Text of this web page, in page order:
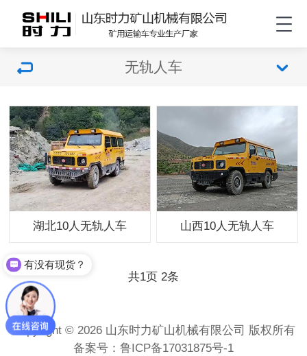
无轨人车
湖北10人无轨人车 山西10人无轨人车
共1页 2条
Copyright © 2026 山东时力矿山机械有限公司 版权所有
备案号： 鲁ICP备17031875号-1
有没有现货？